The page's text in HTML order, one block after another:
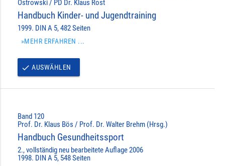
Ostrowski / PD Dr. Klaus Rost
Handbuch Kinder- und Jugendtraining
1999. DIN A 5, 482 Seiten
»MEHR ERFAHREN ...
done AUSWÄHLEN
Band 120
Prof. Dr. Klaus Bös / Prof. Dr. Walter Brehm (Hrsg.)
Handbuch Gesundheitssport
2., vollständig neu bearbeitete Auflage 2006
1998. DIN A 5, 548 Seiten